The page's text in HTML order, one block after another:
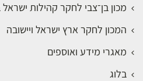
מכון בן־צבי לחקר קהילות
המכון לחקר ארץ ישראל ויישובה
מאגרי מידע ואוספים
בלוג